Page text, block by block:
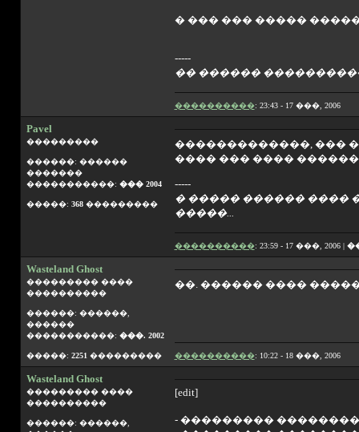
� ��� ��� �����
-----
�� ������
����������: 23:43 - 17 ���, 2006
Pavel
���������
������: ������
�������
�����������: ��� 2004
�����: 368���������
�������������, ���
���� ��� ����
-----
� ����� ������ ����
�����...
����������: 23:59 - 17 ���, 2006 |
Wasteland Ghost
��������� ����
����������
������: ������,
������
�����������: ���. 2002
�����: 2251 ���������
��. ������ ����
����������: 10:22 - 18 ���, 2006
Wasteland Ghost
��������� ����
����������
������: ������,
[edit]
- ��������� ��������